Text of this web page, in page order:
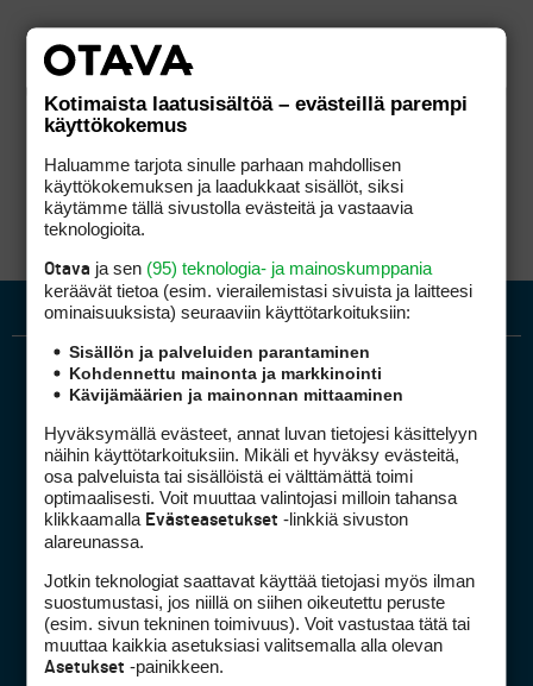
Golfpiste mediakortti
Golfpisteen yhteystiedot
DSA avoimuusraportti
Asiakaspalvelu
Kotimaista laatusisältöä – evästeillä parempi
käyttökokemus
Haluamme tarjota sinulle parhaan mahdollisen
käyttökokemuksen ja laadukkaat sisällöt, siksi
käytämme tällä sivustolla evästeitä ja vastaavia
teknologioita.
Otava ja sen (95) teknologia- ja mainoskumppania
keräävät tietoa (esim. vierailemis­tasi sivuista ja laitteesi
ominaisuuk­sista) seuraaviin käyttötarkoituksiin:
Sisällön ja palveluiden parantaminen
Kohdennettu mainonta ja markkinointi
Kävijämäärien ja mainonnan mittaaminen
Hyväksymällä evästeet, annat luvan tietojesi käsittelyyn
näihin käyttötarkoituksiin. Mikäli et hyväksy evästeitä,
osa palveluista tai sisällöistä ei välttämättä toimi
optimaalisesti. Voit muuttaa valintojasi milloin tahansa
klikkaamalla Evästeasetukset -linkkiä sivuston
alareunassa.
Jotkin teknologiat saattavat käyttää tietojasi myös ilman
suostumustasi, jos niillä on siihen oikeutettu peruste
(esim. sivun tekninen toimivuus). Voit vastustaa tätä tai
muuttaa kaikkia asetuksiasi valitsemalla alla olevan
Asetukset -painikkeen.